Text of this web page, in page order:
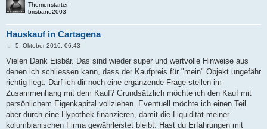
Themenstarter
brisbane2003
Hauskauf in Cartagena
B
i
r
a
5. Oktober 2016, 06:43
Vielen Dank Eisbär. Das sind wieder super und wertvolle Hinweise aus
denen ich schliessen kann, dass der Kaufpreis für "mein" Objekt ungefähr
richtig liegt. Darf ich dir noch eine ergänzende Frage stellen im
Zusammenhang mit dem Kauf? Grundsätzlich möchte ich den Kauf mit
persönlichem Eigenkapital vollziehen. Eventuell möchte ich einen Teil
aber durch eine Hypothek finanzieren, damit die Liquidität meiner
kolumbianischen Firma gewährleistet bleibt. Hast du Erfahrungen mit